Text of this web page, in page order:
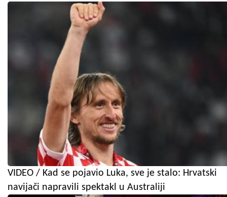
VIDEO / Kad se pojavio Luka, sve je stalo: Hrvatski
navijači napravili spektakl u Australiji